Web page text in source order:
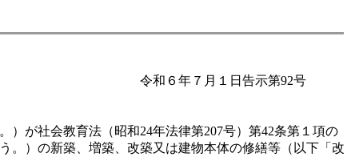
令和６年７月１日告示第92号
が社会教育法（昭和24年法律第207号）第42条第１項の
。）の新築、増築、改築又は建物本体の修繕等（以下「改